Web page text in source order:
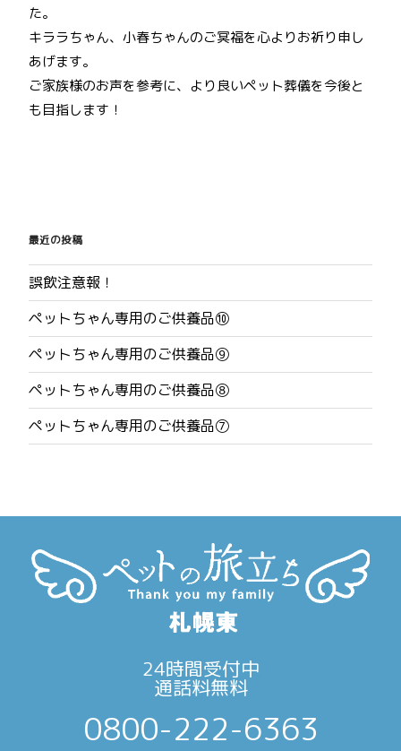
た。
キララちゃん、小春ちゃんのご冥福を心よりお祈り申し
あげます。
ご家族様のお声を参考に、より良いペット葬儀を今後と
も目指します！
稿
ナ
ビ
ゲ
ー
シ
ョ
最近の投稿
誤飲注意報！
ペットちゃん専用のご供養品⑩
ペットちゃん専用のご供養品⑨
ペットちゃん専用のご供養品⑧
ペットちゃん専用のご供養品⑦
24時間受付中
通話料無料
0800-222-6363